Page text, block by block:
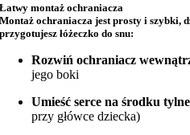
Łatwy montaż ochraniacza
Montaż ochraniacza jest prosty i szybki,
przygotujesz łóżeczko do snu:
Rozwiń ochraniacz
jego boki
Umieść serce na środku
przy główce dziecka)